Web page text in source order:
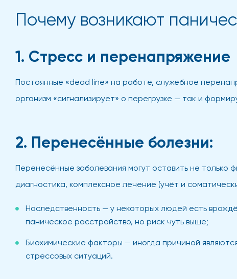
Почему возникают
1. Стресс и перенапряжение
Постоянные «dead line» на работе, служебное
организм «сигнализирует» о перегрузке — так и
2. Перенесённые болезни:
Перенесённые заболевания могут оставить не только
диагностика, комплексное лечение (учёт и
Наследственность — у некоторых людей есть
паническое расстройство, но риск чуть выше;
Биохимические факторы — иногда причиной
стрессовых ситуаций.